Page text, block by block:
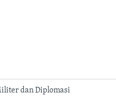
dan Diplomasi